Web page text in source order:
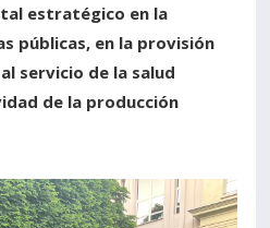
estratégico en la
públicas, en la provisión
servicio de la salud
de la producción